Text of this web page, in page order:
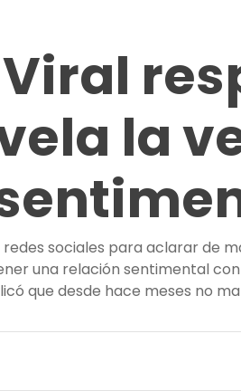
la
redes sociales para aclarar de
una relación sentimental
que desde hace meses no